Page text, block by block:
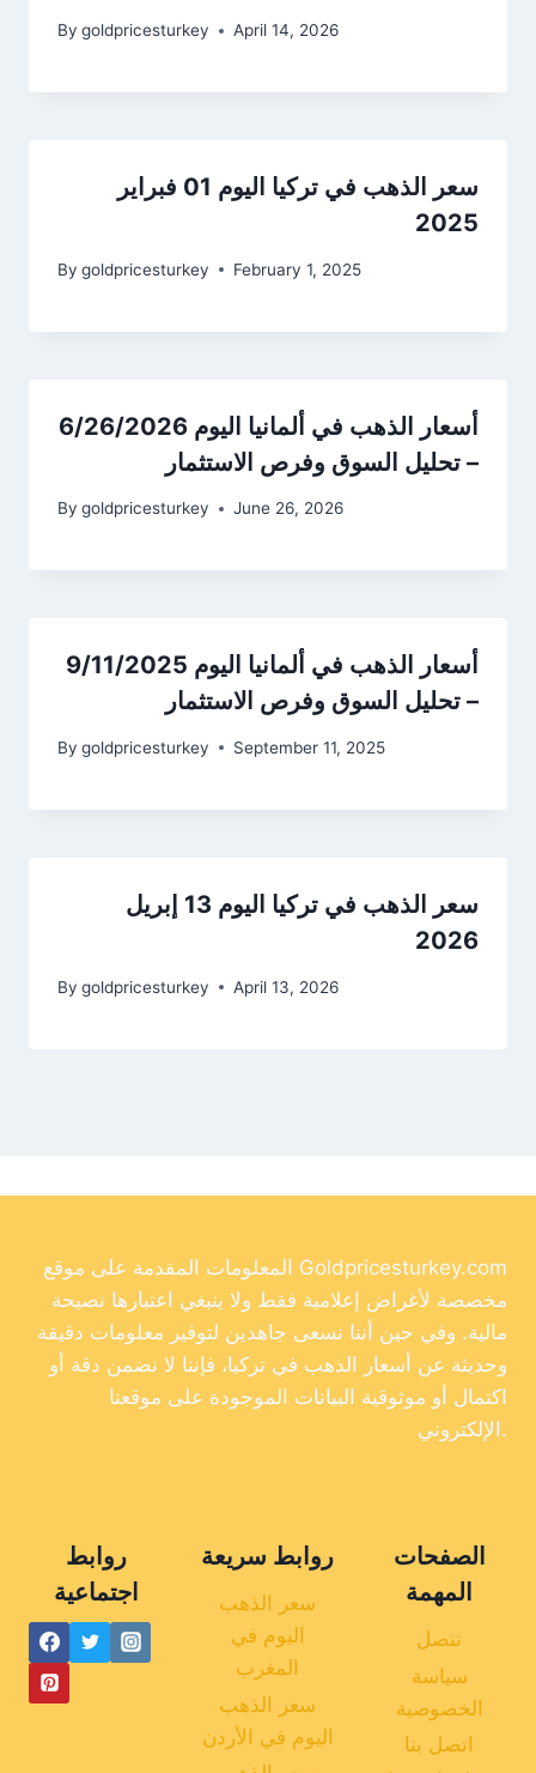
By goldpricesturkey April 14, 2026
سعر الذهب في تركيا اليوم 01 فبراير
2025
By goldpricesturkey February 1, 2025
أسعار الذهب في ألمانيا اليوم 6/26/2026
– تحليل السوق وفرص الاستثمار
By goldpricesturkey June 26, 2026
أسعار الذهب في ألمانيا اليوم 9/11/2025
– تحليل السوق وفرص الاستثمار
By goldpricesturkey September 11, 2025
سعر الذهب في تركيا اليوم 13 إبريل
2026
By goldpricesturkey April 13, 2026
المعلومات المقدمة على موقع Goldpricesturkey.com
مخصصة لأغراض إعلامية فقط ولا ينبغي اعتبارها نصيحة
مالية. وفي حين أننا نسعى جاهدين لتوفير معلومات دقيقة
وحديثة عن أسعار الذهب في تركيا، فإننا لا نضمن دقة أو
اكتمال أو موثوقية البيانات الموجودة على موقعنا
الإلكتروني.
روابط
اجتماعية
روابط سريعة
سعر الذهب
اليوم في
المغرب
سعر الذهب
اليوم في الأردن
الصفحات
المهمة
تنصل
سياسة
الخصوصية
اتصل بنا